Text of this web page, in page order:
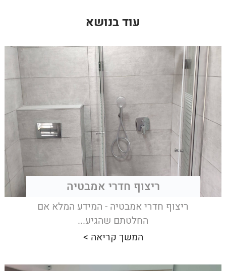
עוד בנושא
ריצוף חדרי אמבטיה
ריצוף חדרי אמבטיה - המידע המלא אם
החלטתם שהגיע...
המשך קריאה >